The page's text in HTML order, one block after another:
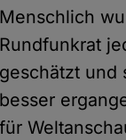
Menschlich
Rundfunkrat
geschätzt und
besser
für